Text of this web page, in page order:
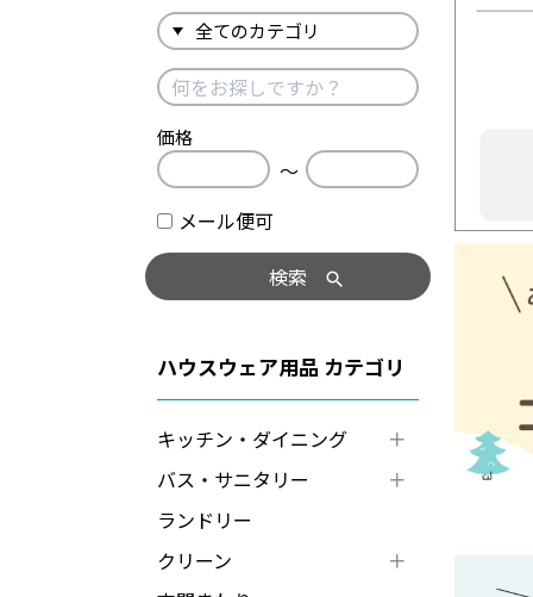
価格
〜
メール便可
検索
ハウスウェア用品
キッチン・ダイニング
バス・サニタリー
ランドリー
クリーン